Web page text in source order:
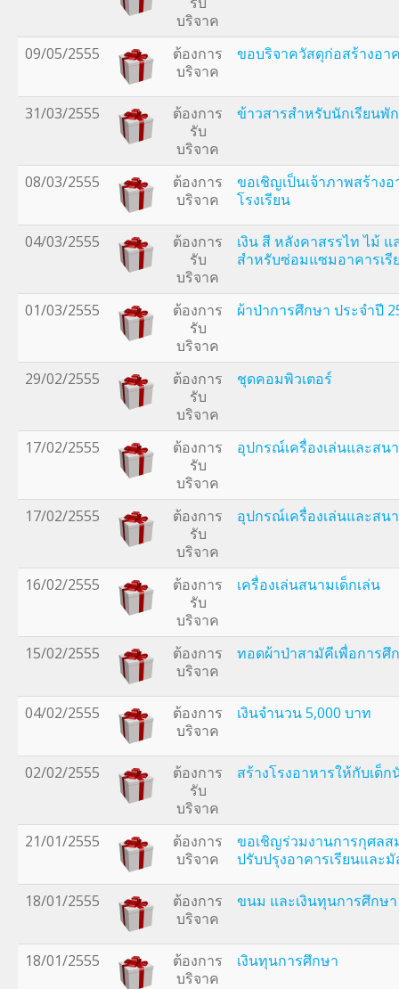
บริจาค
09/05/2555
ต้องการ
บริจาค
ขอบริจาควัสดุก่อสร้างอา
31/03/2555
ต้องการ
รับ
บริจาค
ข้าวสารสำหรับนักเรียนพั
08/03/2555
ต้องการ
บริจาค
ขอเชิญเป็นเจ้าภาพสร้างอ
โรงเรียน
04/03/2555
ต้องการ
รับ
บริจาค
เงิน สี หลังคาสรรไท ไม้
สำหรับซ่อมแซมอาคารเรี
01/03/2555
ต้องการ
รับ
บริจาค
ผ้าป่าการศึกษา ประจำปี
29/02/2555
ต้องการ
รับ
บริจาค
ชุดคอมพิวเตอร์
17/02/2555
ต้องการ
รับ
บริจาค
อุปกรณ์เครื่องเล่นและสน
17/02/2555
ต้องการ
รับ
บริจาค
อุปกรณ์เครื่องเล่นและสน
16/02/2555
ต้องการ
รับ
บริจาค
เครื่องเล่นสนามเด็กเล่น
15/02/2555
ต้องการ
บริจาค
ทอดผ้าป่าสามัคีเพื่อการศึ
04/02/2555
ต้องการ
บริจาค
เงินจำนวน 5,000 บาท
02/02/2555
ต้องการ
รับ
บริจาค
สร้างโรงอาหารให้กับเด็ก
21/01/2555
ต้องการ
บริจาค
ขอเชิญร่วมงานการกุศล
ปรับปรุงอาคารเรียนและ
18/01/2555
ต้องการ
บริจาค
ขนม และเงินทุนการศึกษา
18/01/2555
ต้องการ
บริจาค
เงินทุนการศึกษา